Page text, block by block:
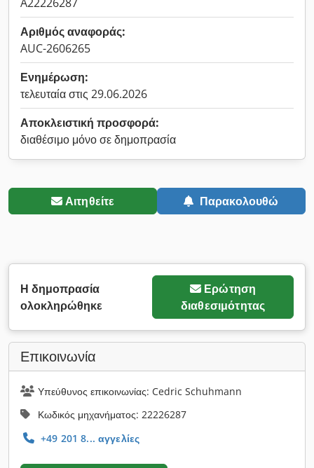
Αριθμός αναφοράς:
AUC-2606265
Ενημέρωση:
τελευταία στις 29.06.2026
Αποκλειστική προσφορά:
διαθέσιμο μόνο σε δημοπρασία
Αιτηθείτε Παρακολουθώ
Η δημοπρασία
ολοκληρώθηκε
Ερώτηση
διαθεσιμότητας
Επικοινωνία
Υπεύθυνος επικοινωνίας: Cedric Schuhmann
Κωδικός μηχανήματος: 22226287
+49 201 8... αγγελίες